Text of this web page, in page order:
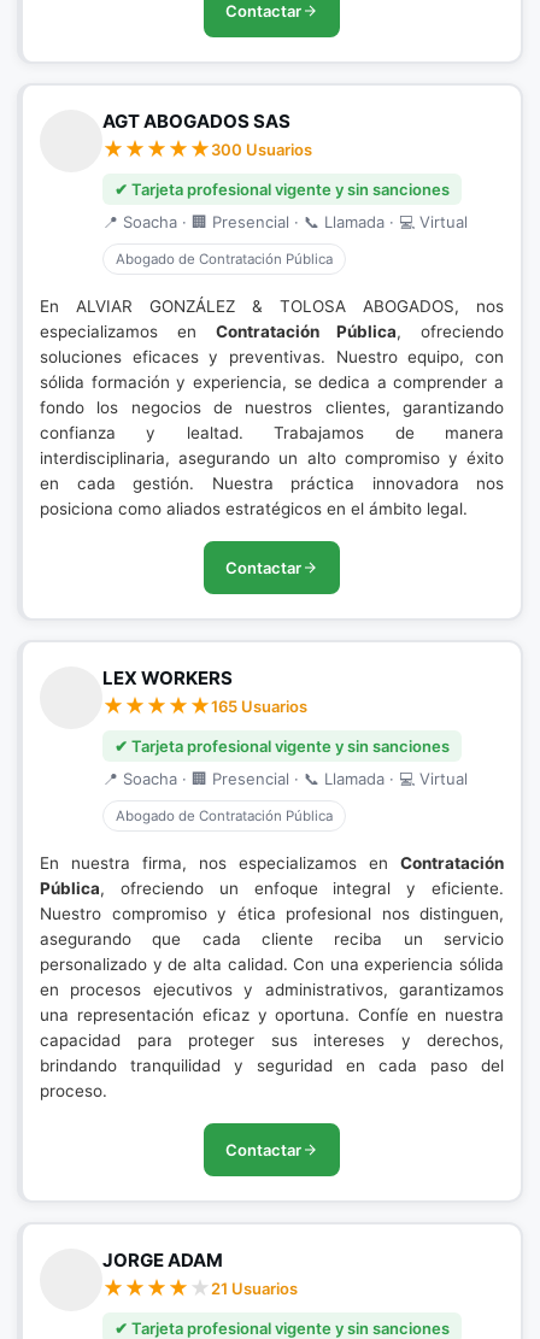
Contactar
AGT ABOGADOS SAS
300 Usuarios
✔ Tarjeta profesional vigente y sin sanciones
📍 Soacha · 🏢 Presencial · 📞 Llamada · 💻 Virtual
Abogado de Contratación Pública
En ALVIAR GONZÁLEZ & TOLOSA ABOGADOS, nos
especializamos en Contratación Pública, ofreciendo
soluciones eficaces y preventivas. Nuestro equipo, con
sólida formación y experiencia, se dedica a comprender a
fondo los negocios de nuestros clientes, garantizando
confianza y lealtad. Trabajamos de manera
interdisciplinaria, asegurando un alto compromiso y éxito
en cada gestión. Nuestra práctica innovadora nos
posiciona como aliados estratégicos en el ámbito legal.
Contactar
LEX WORKERS
165 Usuarios
✔ Tarjeta profesional vigente y sin sanciones
📍 Soacha · 🏢 Presencial · 📞 Llamada · 💻 Virtual
Abogado de Contratación Pública
En nuestra firma, nos especializamos en Contratación
Pública, ofreciendo un enfoque integral y eficiente.
Nuestro compromiso y ética profesional nos distinguen,
asegurando que cada cliente reciba un servicio
personalizado y de alta calidad. Con una experiencia sólida
en procesos ejecutivos y administrativos, garantizamos
una representación eficaz y oportuna. Confíe en nuestra
capacidad para proteger sus intereses y derechos,
brindando tranquilidad y seguridad en cada paso del
proceso.
Contactar
JORGE ADAM
21 Usuarios
✔ Tarjeta profesional vigente y sin sanciones